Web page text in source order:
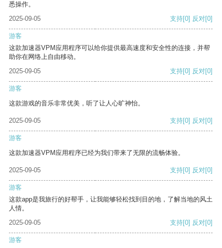
悉操作。
2025-09-05
支持[0] 反对[0]
游客
这款加速器VPM应用程序可以给你提供最高速度和安全性的连接，并帮
助你在网络上自由移动。
2025-09-05
支持[0] 反对[0]
游客
这款游戏的音乐非常优美，听了让人心旷神怡。
2025-09-05 支持[0] 反对[0]
游客
这款加速器VPM应用程序已经为我们带来了无限的流畅体验。
2025-09-05 支持[0] 反对[0]
游客
这款app是我旅行的好帮手，让我能够轻松找到目的地，了解当地的风土
人情。
2025-09-05
支持[0] 反对[0]
游客